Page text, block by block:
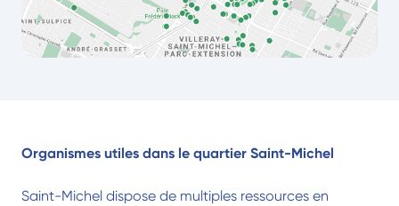
Organismes utiles dans le quartier Saint-Michel
Saint-Michel dispose de multiples ressources en